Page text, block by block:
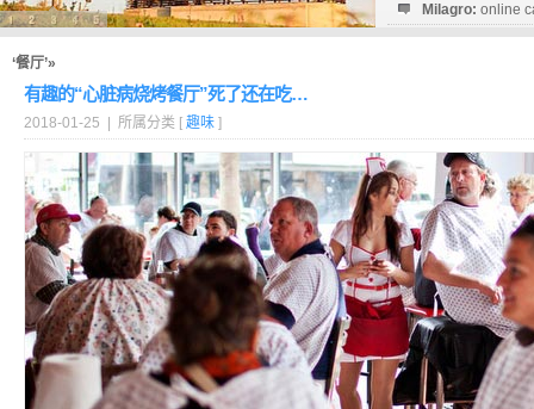
Milagro: online
‘餐厅’»
有趣的“心脏病烧烤餐厅”死了还在吃…
2018-01-25 | 所属分类 [ 趣味 ]